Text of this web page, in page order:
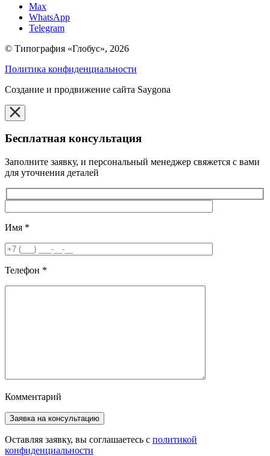
Max
WhatsApp
Telegram
© Типография «Глобус», 2026
Политика конфиденциальности
Создание и продвижение сайта Saygona
Бесплатная консультация
Заполните заявку, и персональный менеджер свяжется с вами
для уточнения деталей
Имя *
Телефон *
Комментарий
Оставляя заявку, вы соглашаетесь с политикой
конфиденциальности